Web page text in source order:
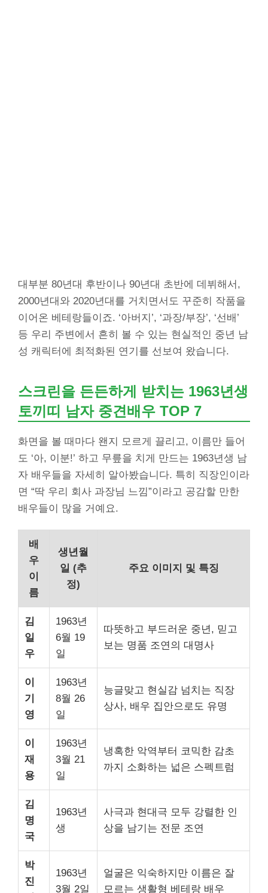
대부분 80년대 후반이나 90년대 초반에 데뷔해서,
2000년대와 2020년대를 거치면서도 꾸준히 작품을
이어온 베테랑들이죠. ‘아버지’, ‘과장/부장’, ‘선배’
등 우리 주변에서 흔히 볼 수 있는 현실적인 중년 남
성 캐릭터에 최적화된 연기를 선보여 왔습니다.
스크린을 든든하게 받치는 1963년생
토끼띠 남자 중견배우 TOP 7
화면을 볼 때마다 왠지 모르게 끌리고, 이름만 들어
도 ‘아, 이분!’ 하고 무릎을 치게 만드는 1963년생 남
자 배우들을 자세히 알아봤습니다. 특히 직장인이라
면 “딱 우리 회사 과장님 느낌”이라고 공감할 만한
배우들이 많을 거예요.
배
우
이
름
생년월
일 (추
정)
주요 이미지 및 특징
김
일
우
1963년
6월 19
일
따뜻하고 부드러운 중년, 믿고
보는 명품 조연의 대명사
이
기
영
1963년
8월 26
일
능글맞고 현실감 넘치는 직장
상사, 배우 집안으로도 유명
이
재
용
1963년
3월 21
일
냉혹한 악역부터 코믹한 감초
까지 소화하는 넓은 스펙트럼
김
명
국
1963년
생
사극과 현대극 모두 강렬한 인
상을 남기는 전문 조연
박
진
1963년
3월 2일
얼굴은 익숙하지만 이름은 잘
모르는 생활형 베테랑 배우